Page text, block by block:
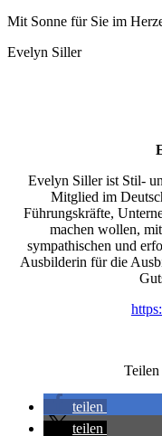
Mit Sonne für Sie im
Evelyn Siller
Evelyn Siller ist Stil-
Mitglied im
Führungskräfte,
machen wollen,
sympathischen und
Ausbilderin für die
Teilen
teilen
teilen